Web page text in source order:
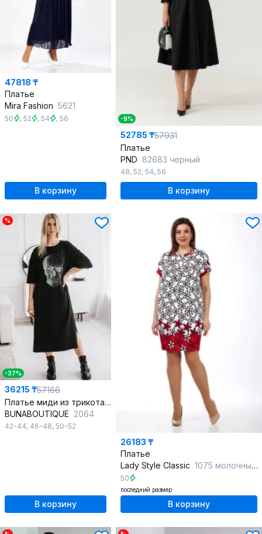
47818 ₸
Платье
Mira Fashion 5621
50 , 52 , 54 , 56
В корзину
-9%
52785 ₸57931
Платье
PND 82683 черный
48, 52, 54, 56
В корзину
%
-37%
36215 ₸57166
Платье миди из трикотажа с аппликацией из страз череп
BUNABOUTIQUE 2064
42-44, 46-48, 50-52
В корзину
26183 ₸
Платье
Lady Style Classic 1075 молочный_с_красным
50
последний размер
В корзину